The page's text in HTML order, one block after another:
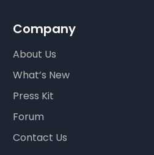
Company
About Us
What’s New
Press Kit
Forum
Contact Us